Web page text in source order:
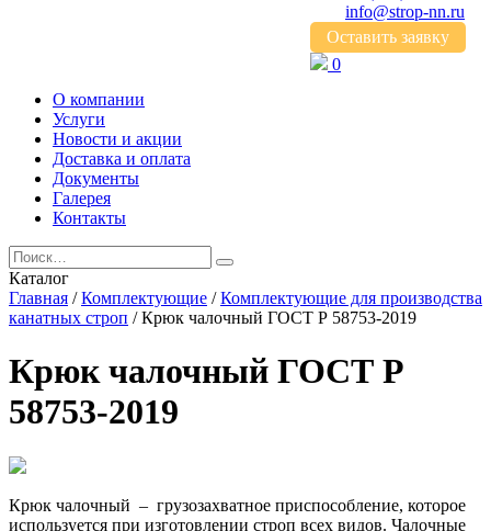
info@strop-nn.ru
Оставить заявку
0
О компании
Услуги
Новости и акции
Доставка и оплата
Документы
Галерея
Контакты
Каталог
Главная /Комплектующие /Комплектующие для производства
канатных строп / Крюк чалочный ГОСТ Р 58753-2019
Крюк чалочный ГОСТ Р
58753-2019
Крюк чалочный – грузозахватное приспособление, которое
используется при изготовлении строп всех видов. Чалочные